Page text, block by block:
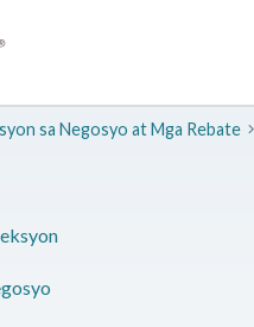
sa Negosyo at Mga Rebate